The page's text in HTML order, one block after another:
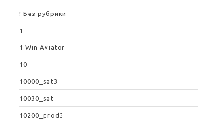
! Без рубрики
1
1 Win Aviator
10
10000_sat3
10030_sat
10200_prod3